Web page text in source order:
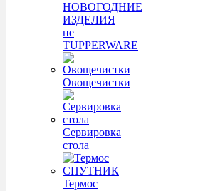
НОВОГОДНИЕ
ИЗДЕЛИЯ
не
TUPPERWARE
Овощечистки
Сервировка
стола
Термос